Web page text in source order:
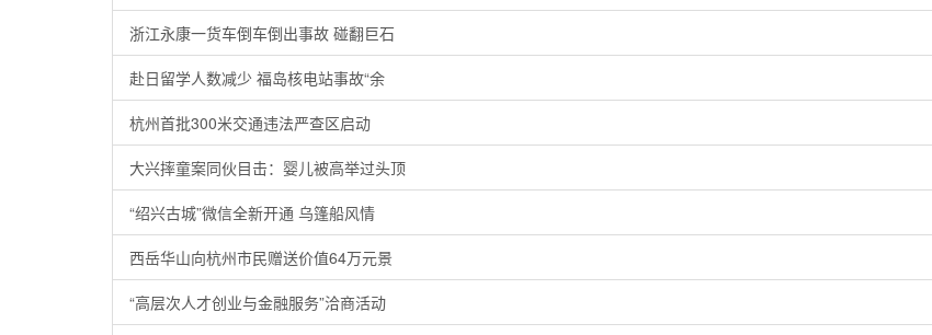
浙江永康一货车倒车倒出事故 碰翻巨石
赴日留学人数减少 福岛核电站事故“余
杭州首批300米交通违法严查区启动
大兴摔童案同伙目击：婴儿被高举过头顶
“绍兴古城”微信全新开通 乌篷船风情
西岳华山向杭州市民赠送价值64万元景
“高层次人才创业与金融服务”洽商活动